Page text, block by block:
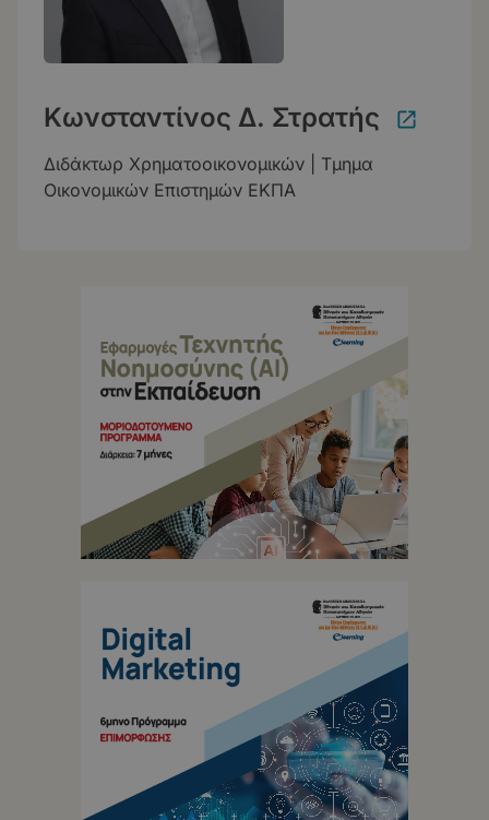
Κωνσταντίνος Δ. Στρατής
Διδάκτωρ Χρηματοοικονομικών | Τμημα
Οικονομικών Επιστημών ΕΚΠΑ